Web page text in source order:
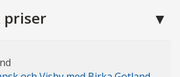
priser